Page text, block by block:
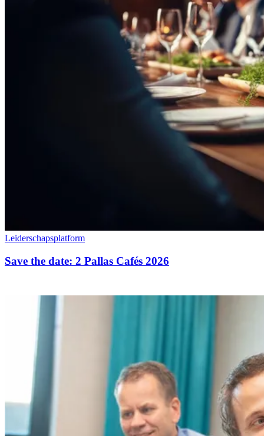
Leiderschapsplatform
Save the date: 2 Pallas Cafés 2026